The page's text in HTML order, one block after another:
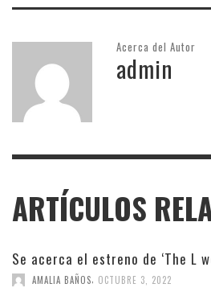
Acerca del Autor
admin
ARTÍCULOS
Se acerca el estreno de ‘The L
AMALIA BAÑOS, OCTUBRE 3, 2022